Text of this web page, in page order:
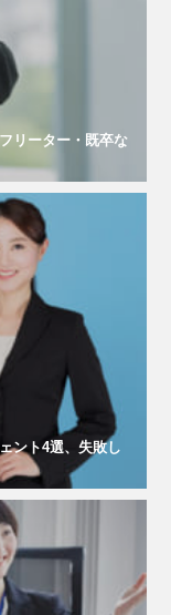
リーター・既卒な
ント4選、失敗し